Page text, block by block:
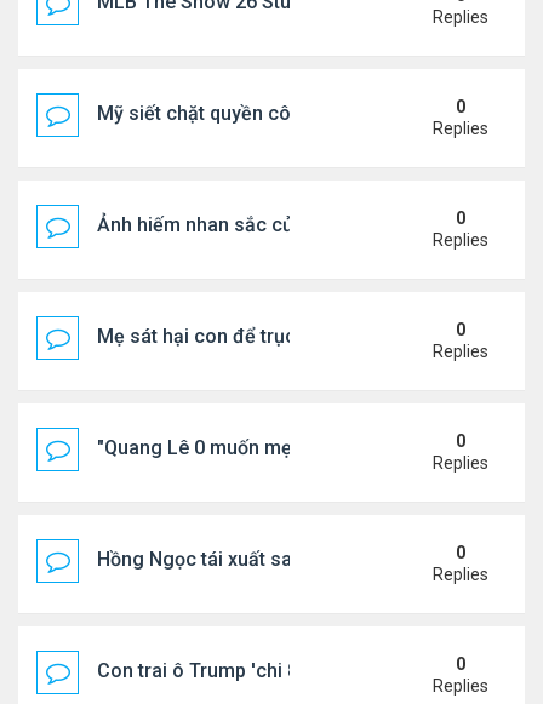
Replies
Mỹ siết chặt quyền công dân theo nơi sinh, mở
0
Replies
Ảnh hiếm nhan sắc của Thẩm Thuý Hằng0
Replies
Mẹ sát hại con để trục lợi bảo hiểm
0
Replies
"Quang Lê 0 muốn mẹ thua kém người khác"
0
Replies
Hồng Ngọc tái xuất sau nhiều năm ở ẩn
0
Replies
Con trai ô Trump 'chi 8.5 triệu để xóa ràng buộc
0
Replies